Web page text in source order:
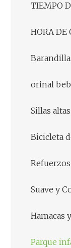
TIEMPO
HORA DE
orinal
Sillas altas
Bicicleta
Suave y
Hamacas
Parque